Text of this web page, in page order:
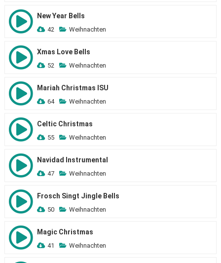
New Year Bells
42 Weihnachten
Xmas Love Bells
52 Weihnachten
Mariah Christmas ISU
64 Weihnachten
Celtic Christmas
55 Weihnachten
Navidad Instrumental
47 Weihnachten
Frosch Singt Jingle Bells
50 Weihnachten
Magic Christmas
41 Weihnachten